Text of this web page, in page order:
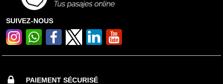
SUIVEZ-NOUS
PAIEMENT SÉCURISÉ